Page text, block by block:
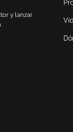
y lanzar